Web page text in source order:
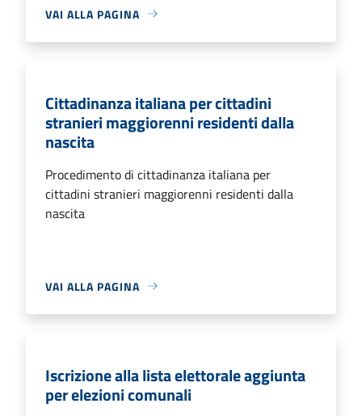
VAI ALLA PAGINA
Cittadinanza italiana per cittadini
stranieri maggiorenni residenti dalla
nascita
Procedimento di cittadinanza italiana per
cittadini stranieri maggiorenni residenti dalla
nascita
VAI ALLA PAGINA
Iscrizione alla lista elettorale aggiunta
per elezioni comunali